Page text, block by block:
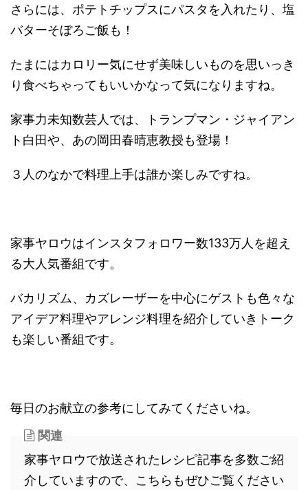
さらには、ポテトチップスにパスタを入れたり、塩
バターそぼろご飯も！
たまにはカロリー気にせず美味しいものを思いっき
り食べちゃってもいいかなって気になりますね。
家事力未知数芸人では、トランプマン・ジャイアン
ト白田や、あの岡田春晴恵教授も登場！
３人のなかで料理上手は誰か楽しみですね。
家事ヤロウはインスタフォロワー数133万人を超え
る大人気番組です。
バカリズム、カズレーザーを中心にゲストも色々な
アイデア料理やアレンジ料理を紹介していきトーク
も楽しい番組です。
毎日のお献立の参考にしてみてくださいね。
関連
家事ヤロウで放送されたレシピ記事を多数ご紹
介していますので、こちらもぜひご覧ください